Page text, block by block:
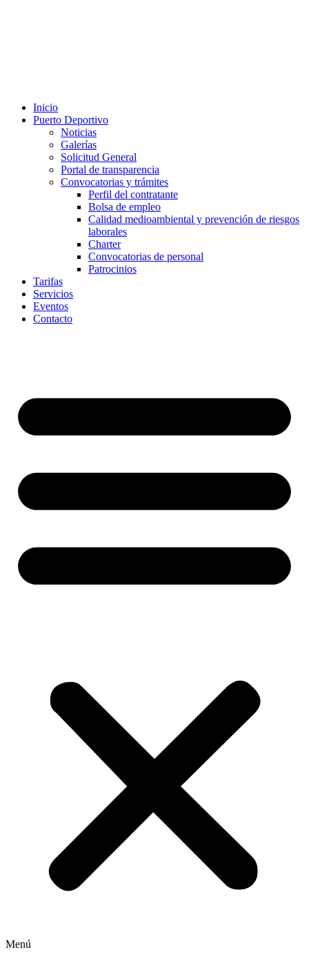
Inicio
Puerto Deportivo
Noticias
Galerías
Solicitud General
Portal de transparencia
Convocatorias y trámites
Perfil del contratante
Bolsa de empleo
Calidad medioambiental y prevención de riesgos
laborales
Charter
Convocatorias de personal
Patrocinios
Tarifas
Servicios
Eventos
Contacto
Menú